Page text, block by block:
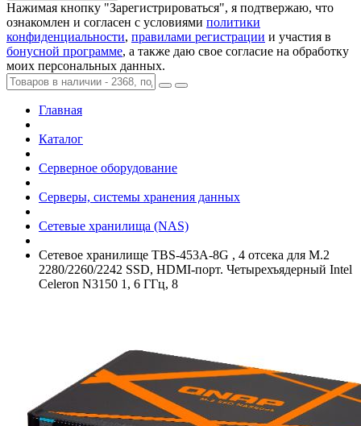
Нажимая кнопку "Зарегистрироваться", я подтвержаю, что
ознакомлен и согласен с условиями политики
конфиденциальности, правилами регистрации и участия в
бонусной программе, а также даю свое согласие на обработку
моих персональных данных.
Главная
Каталог
Серверное оборудование
Серверы, системы хранения данных
Сетевые хранилища (NAS)
Сетевое хранилище TBS-453A-8G , 4 отсека для M.2
2280/­2260/­2242 SSD, HDMI-порт. Четырехъядерный Intel
Celeron N3150 1, 6 ГГц, 8